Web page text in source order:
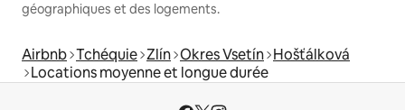
géographiques et des logements.
Airbnb Tchéquie Zlín Okres Vsetín Hošťálková
Locations moyenne et longue durée